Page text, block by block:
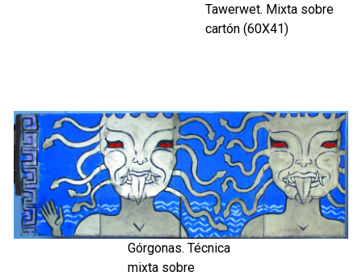
Tawerwet. Mixta sobre
cartón (60X41)
Górgonas. Técnica
mixta sobre